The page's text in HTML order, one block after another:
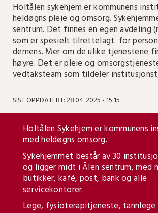
Holtålen sykehjem er kommunens
heldøgns pleie og omsorg.
sentrum. Det finnes en egen avdeling
som er spesielt tilrettelagt for
demens. Mer om de ulike tjenestene
høyre. Det er pleie og
vedtaksteam som tildeler
SIST OPPDATERT: 28.04. 2025 - 15:15
Holtålen Sykehjem er kommunens
med heldøgns omsorg.
Sykehjemmet består av 30
og ligger midt i Ålen sentrum,
butikker, kafé, post, bank og alle
servicekontorer.
Lege, fysioterapitjeneste,